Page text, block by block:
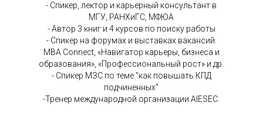
- Спикер, лектор и карьерный консультант в
МГУ, РАНХиГС, МФЮА
- Автор 3 книг и 4 курсов по поиску работы
- Спикер на форумах и выставках вакансий:
MBA Connect, «Навигатор карьеры, бизнеса и
образования», «Профессиональный рост» и др.
- Спикер МЗС по теме "как повышать КПД
подчиненных"
-Тренер международной организации AIESEC.